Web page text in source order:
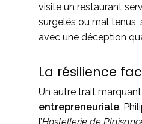
visite un restaurant
surgelés ou mal tenus,
avec une déception
La résilience
Un autre trait
entrepreneuriale.